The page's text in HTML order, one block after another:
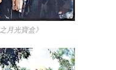
月光寶盒》